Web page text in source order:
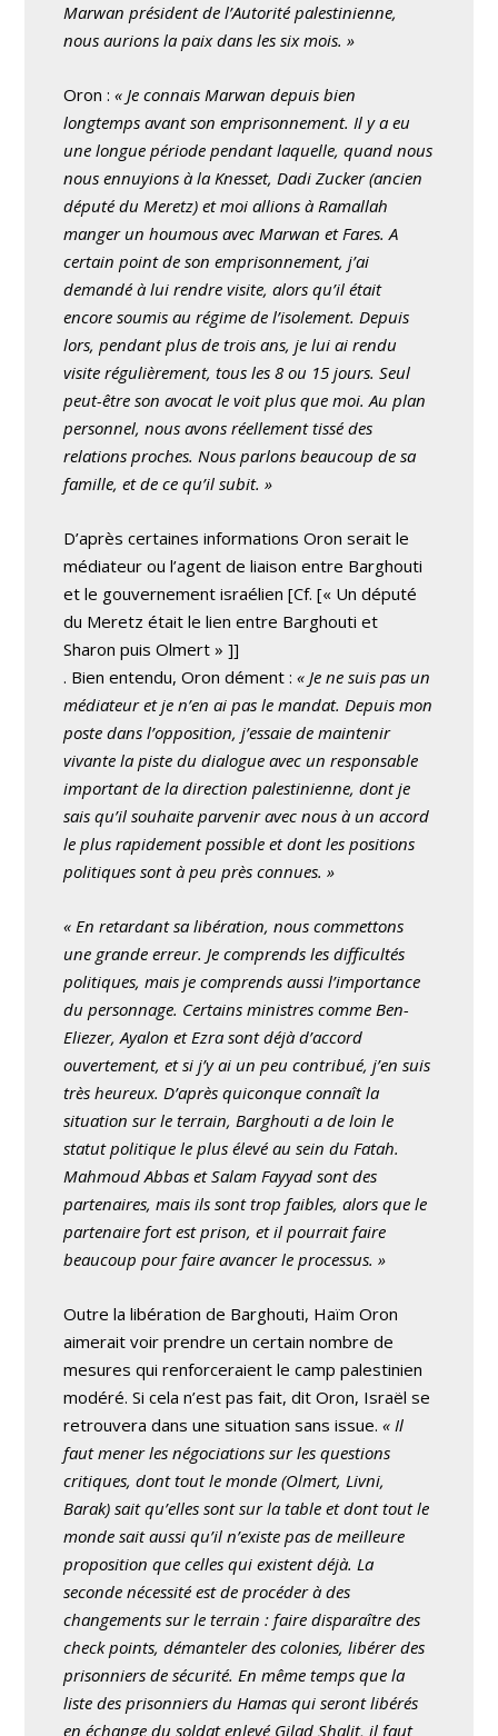
Marwan président de l’Autorité palestinienne,
nous aurions la paix dans les six mois. »
Oron :« Je connais Marwan depuis bien
longtemps avant son emprisonnement. Il y a eu
une longue période pendant laquelle, quand nous
nous ennuyions à la Knesset, Dadi Zucker (ancien
député du Meretz) et moi allions à Ramallah
manger un houmous avec Marwan et Fares. A
certain point de son emprisonnement, j’ai
demandé à lui rendre visite, alors qu’il était
encore soumis au régime de l’isolement. Depuis
lors, pendant plus de trois ans, je lui ai rendu
visite régulièrement, tous les 8 ou 15 jours. Seul
peut-être son avocat le voit plus que moi. Au plan
personnel, nous avons réellement tissé des
relations proches. Nous parlons beaucoup de sa
famille, et de ce qu’il subit. »
D’après certaines informations Oron serait le
médiateur ou l’agent de liaison entre Barghouti
et le gouvernement israélien[Cf. [« Un député
du Meretz était le lien entre Barghouti et
Sharon puis Olmert »]]
. Bien entendu, Oron dément :« Je ne suis pas un
médiateur et je n’en ai pas le mandat. Depuis mon
poste dans l’opposition, j’essaie de maintenir
vivante la piste du dialogue avec un responsable
important de la direction palestinienne, dont je
sais qu’il souhaite parvenir avec nous à un accord
le plus rapidement possible et dont les positions
politiques sont à peu près connues. »
« En retardant sa libération, nous commettons
une grande erreur. Je comprends les difficultés
politiques, mais je comprends aussi l’importance
du personnage. Certains ministres comme Ben-
Eliezer, Ayalon et Ezra sont déjà d’accord
ouvertement, et si j’y ai un peu contribué, j’en suis
très heureux. D’après quiconque connaît la
situation sur le terrain, Barghouti a de loin le
statut politique le plus élevé au sein du Fatah.
Mahmoud Abbas et Salam Fayyad sont des
partenaires, mais ils sont trop faibles, alors que le
partenaire fort est prison, et il pourrait faire
beaucoup pour faire avancer le processus. »
Outre la libération de Barghouti, Haïm Oron
aimerait voir prendre un certain nombre de
mesures qui renforceraient le camp palestinien
modéré. Si cela n’est pas fait, dit Oron, Israël se
retrouvera dans une situation sans issue.« Il
faut mener les négociations sur les questions
critiques, dont tout le monde (Olmert, Livni,
Barak) sait qu’elles sont sur la table et dont tout le
monde sait aussi qu’il n’existe pas de meilleure
proposition que celles qui existent déjà. La
seconde nécessité est de procéder à des
changements sur le terrain : faire disparaître des
check points, démanteler des colonies, libérer des
prisonniers de sécurité. En même temps que la
liste des prisonniers du Hamas qui seront libérés
en échange du soldat enlevé Gilad Shalit, il faut